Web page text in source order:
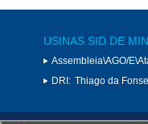
USINAS SID DE
Assembleia\AGO/
DRI: Thiago da